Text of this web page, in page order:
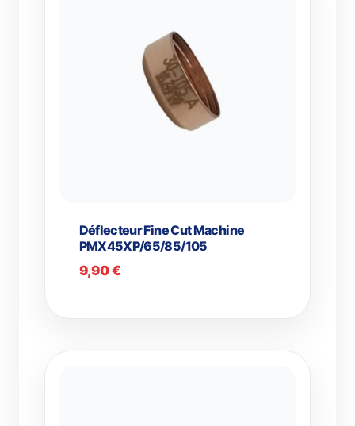
Déflecteur Fine Cut Machine
PMX45XP/65/85/105
9,90€